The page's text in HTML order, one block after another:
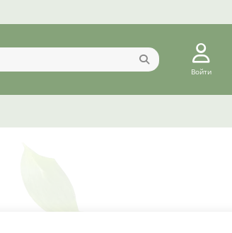
Войти